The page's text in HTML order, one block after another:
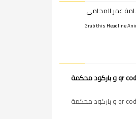
أجندة جلسات qr code و باركود محكمة
أجندة جلسات qr code و باركود محكمة